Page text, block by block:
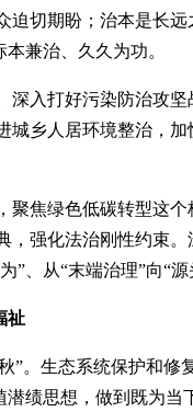
切期盼；治本是长
兼治、久久为功。
入打好污染防治攻
乡人居环境整治，
焦绿色低碳转型这
强化法治刚性约束
、从“末端治理”向“源
祉
”。生态系统保护和
绩思想，做到既为当